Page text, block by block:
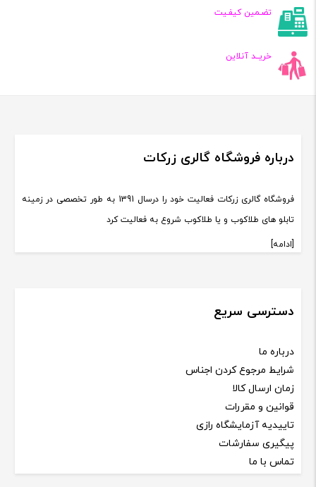
تضـمین کیفـیت
خریــد آنلاین
درباره فروشگاه گالری زرکات
فروشگاه گالری زرکات فعالیت خود را درسال 1391 به طور تخصصی در زمینه
تابلو های طلاکوب و یا طلاکوب شروع به فعالیت کرد
[ادامه]
دسترسی سریع
درباره ما
شرایط مرجوع کردن اجناس
زمان ارسال کالا
قوانین و مقررات
تاییدیه آزمایشگاه رازی
پیگیری سفارشات
تماس با ما